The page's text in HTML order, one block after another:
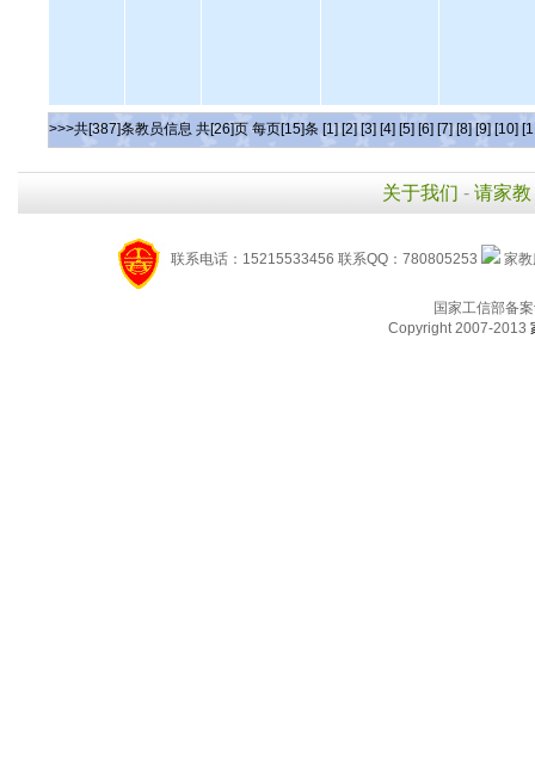
>>>共[387]条教员信息 共[26]页 每页[15]条 [1] [2] [3] [4] [5] [6] [7] [8] [9] [10]
关于我们 - 请家教
联系电话：15215533456 联系QQ：780805253 家
国家工信部备
Copyright 2007-2013